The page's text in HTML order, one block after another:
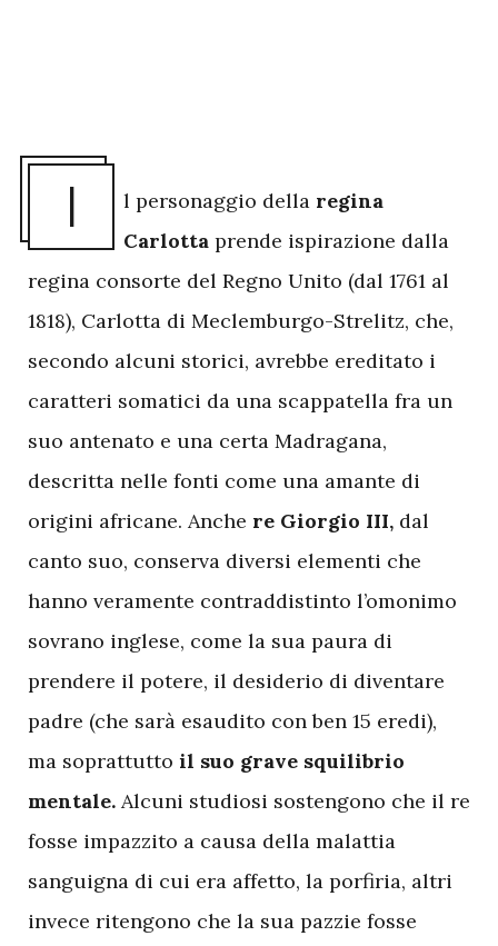
I l personaggio della regina
Carlotta prende ispirazione dalla
regina consorte del Regno Unito (dal 1761 al
1818), Carlotta di Meclemburgo-Strelitz, che,
secondo alcuni storici, avrebbe ereditato i
caratteri somatici da una scappatella fra un
suo antenato e una certa Madragana,
descritta nelle fonti come una amante di
origini africane. Anche re Giorgio III, dal
canto suo, conserva diversi elementi che
hanno veramente contraddistinto l’omonimo
sovrano inglese, come la sua paura di
prendere il potere, il desiderio di diventare
padre (che sarà esaudito con ben 15 eredi),
ma soprattutto il suo grave squilibrio
mentale. Alcuni studiosi sostengono che il re
fosse impazzito a causa della malattia
sanguigna di cui era affetto, la porfiria, altri
invece ritengono che la sua pazzie fosse